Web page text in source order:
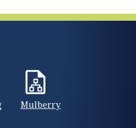
Mulberry